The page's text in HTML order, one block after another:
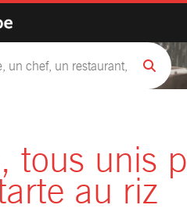
tous unis
au riz